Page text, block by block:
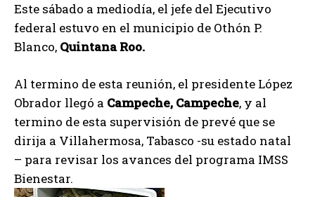
Este sábado a mediodía, el jefe del Ejecutivo
federal estuvo en el municipio de Othón P.
Blanco, Quintana Roo.
Al termino de esta reunión, el presidente López
Obrador llegó a Campeche, Campeche, y al
termino de esta supervisión de prevé que se
dirija a Villahermosa, Tabasco -su estado natal
– para revisar los avances del programa IMSS
Bienestar.